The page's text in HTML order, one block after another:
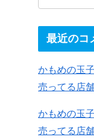
最近のコ
かもめの玉
売ってる店
かもめの玉
売ってる店